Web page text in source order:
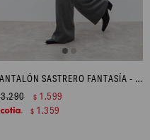
PANTALÓN SASTRERO FANTASÍA - GRIS
3.290 $ 1.599
$ 1.359